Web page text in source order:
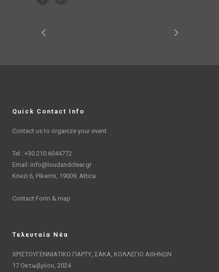
Quick Contact Info
Contact us to organize your event
Tel.: +30 210 6044772
Email: info@loudandclear.gr
Kriezi 6, Pikermi, 19009, Attica
Contact Form & map
Τελευταία Νέα
ΧΡΙΣΤΟΥΓΕΝΝΙΑΤΙΚΟ ΠΑΡΤΥ, ΣΑΚΑ, ΚΟΛΛΕΓΙΟ ΑΘΗΝΩΝ
17 Οκτωβρίου, 2024